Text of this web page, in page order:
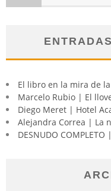
El libro en la mira de
Marcelo Rubio | El
Diego Meret | Hotel
Alejandra Correa | La
DESNUDO